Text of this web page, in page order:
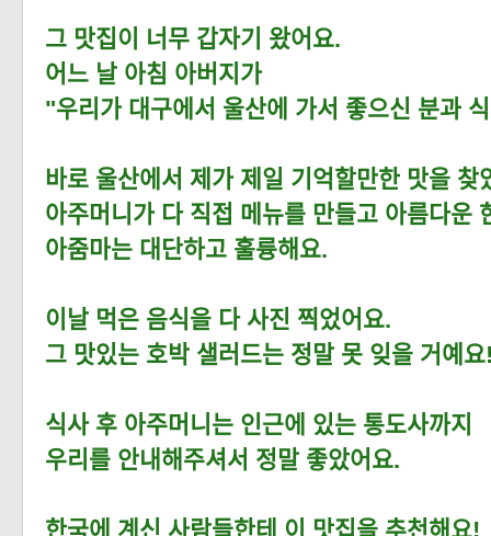
그 맛집이 너무 갑자기 왔어요.
어느 날 아침 아버지가
"우리가 대구에서 울산에 가서 좋으신 분과
바로 울산에서 제가 제일 기억할만한 맛을
아주머니가 다 직접 메뉴를 만들고 아름다운
아줌마는 대단하고 훌륭해요.
이날 먹은 음식을 다 사진 찍었어요.
그 맛있는 호박 샐러드는 정말 못 잊을 거예
식사 후 아주머니는 인근에 있는 통도사까지
우리를 안내해주셔서 정말 좋았어요.
한국에 계신 사람들한테 이 맛집을 추천해요!